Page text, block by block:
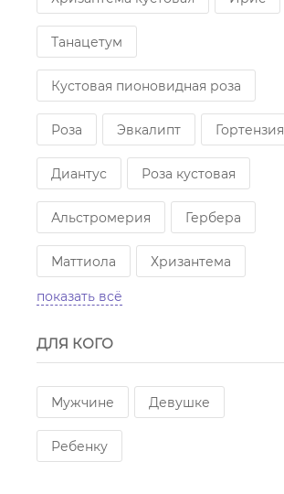
Танацетум
Кустовая пионовидная роза
Роза Эвкалипт Гортензия
Диантус Роза кустовая
Альстромерия Гербера
Маттиола Хризантема
Статица
Кустовая белая хризантема
показать всё
ДЛЯ КОГО
Мужчине Девушке
Ребенку